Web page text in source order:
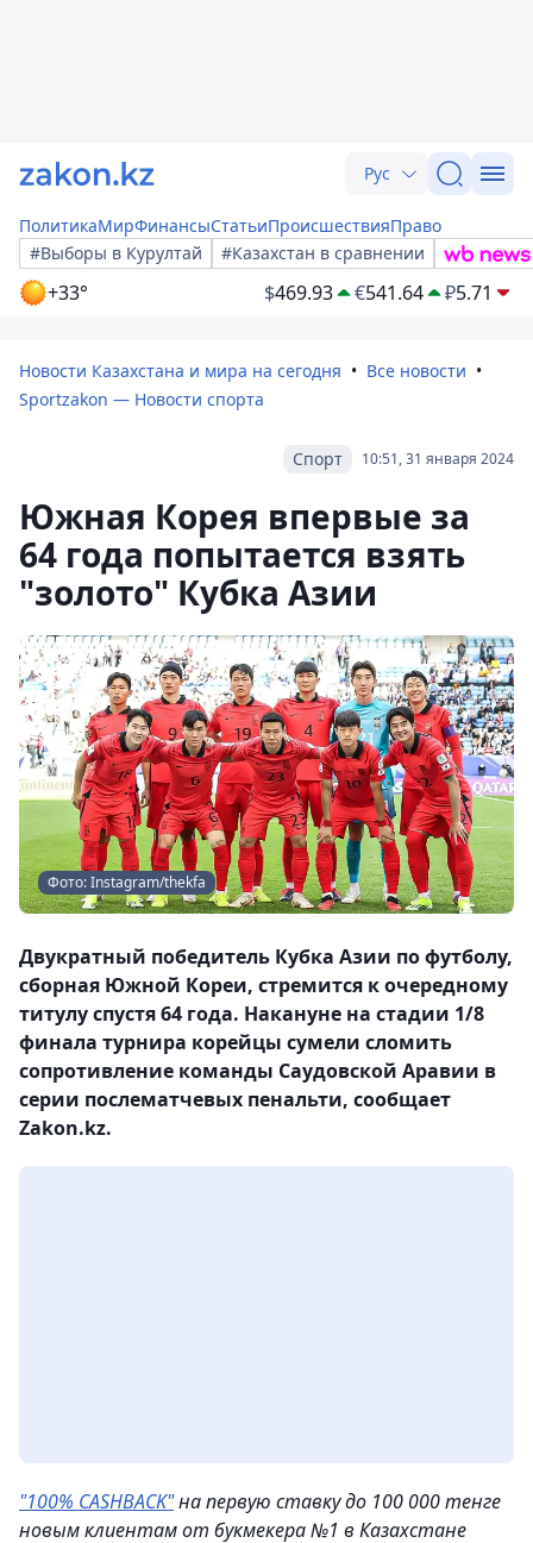
Рус
ПолитикаМирФинансыСтатьиПроисшествияПраво
#Выборы в Курултай
#Казахстан в сравнении
+33° $469.93 €541.64 ₽5.71
Новости Казахстана и мира на сегодня
Все новости
Sportzakon — Новости спорта
10:51, 31 января 2024
Спорт
Южная Корея впервые за
64 года попытается взять
"золото" Кубка Азии
Фото: Instagram/thekfa
Двукратный победитель Кубка Азии по футболу,
сборная Южной Кореи, стремится к очередному
титулу спустя 64 года. Накануне на стадии 1/8
финала турнира корейцы сумели сломить
сопротивление команды Саудовской Аравии в
серии послематчевых пенальти, сообщает
Zakon.kz.
"100% CASHBACK"на первую ставку до 100 000 тенге
новым клиентам от букмекера №1 в Казахстане